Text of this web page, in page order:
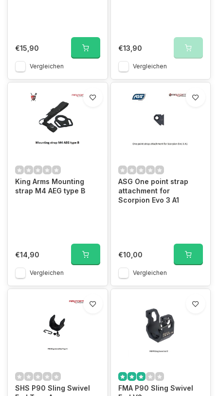
€15,90
Vergleichen
€13,90
Vergleichen
King Arms Mounting
strap M4 AEG type B
€14,90
Vergleichen
ASG One point strap
attachment for
Scorpion Evo 3 A1
€10,00
Vergleichen
SHS P90 Sling Swivel
FMA P90 Sling Swivel